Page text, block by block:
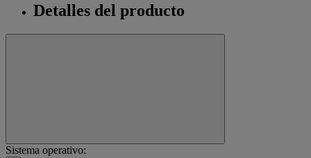
Detalles del producto
Sistema operativo: